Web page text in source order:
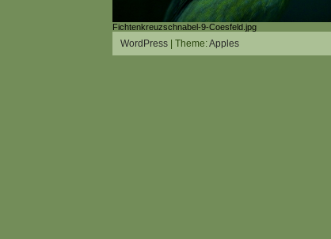
Fichtenkreuzschnabel-9-Coesfeld.jpg
WordPress | Theme:Apples